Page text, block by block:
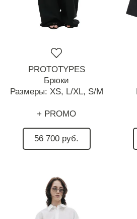
PROTOTYPES
Брюки
Размеры: XS, L/XL, S/M
+ PROMO
56 700 руб.